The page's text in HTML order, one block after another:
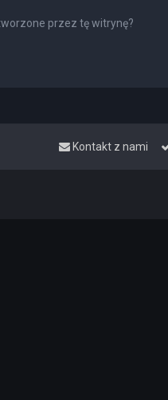
przez tę witrynę?
Kontakt z nami